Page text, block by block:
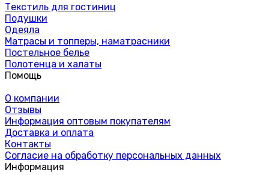
Текстиль для гостиниц
Подушки
Одеяла
Матрасы и топперы, наматрасники
Постельное белье
Полотенца и халаты
Помощь
О компании
Отзывы
Информация оптовым покупателям
Доставка и оплата
Контакты
Согласие на обработку персональных данных
Информация